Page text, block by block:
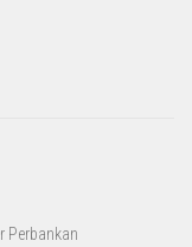
Perbankan